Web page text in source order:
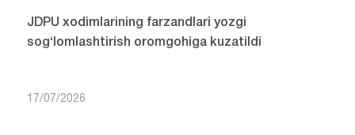
JDPU xodimlarining farzandlari yozgi
sog‘lomlashtirish oromgohiga kuzatildi
17/07/2026